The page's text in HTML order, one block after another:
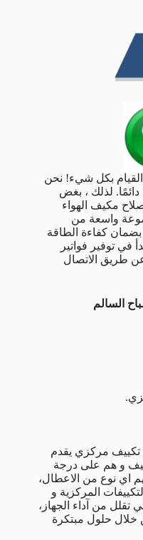
القيام بكل شيء! نحن
دائمًا. لذلك ، بغض
مكيف الهواء
واسعة من
بضمان كفاءة الطاقة
في توفير فواتير
طريق الاتصال
السالم
تكييف مركزي يقدم
و هم على درجة
اي نوع من الاعطال،
المركزية و
تقلل من آداء الجهاز،
خلال حلول مبتكرة